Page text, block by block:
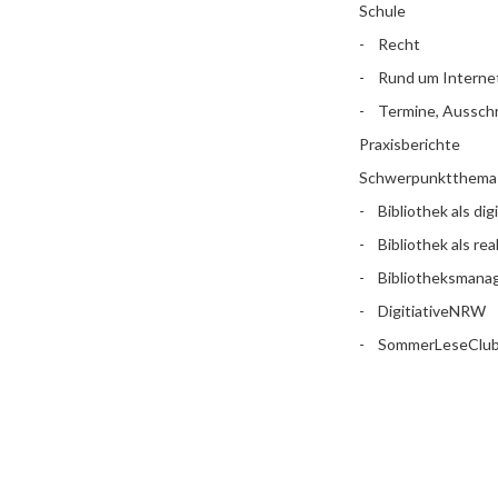
Schule
Recht
Rund um
Termine,
Praxisberichte
Schwerpunktthema
Bibliothek als
Bibliothek als
DigitiativeNRW
SommerLeseClub